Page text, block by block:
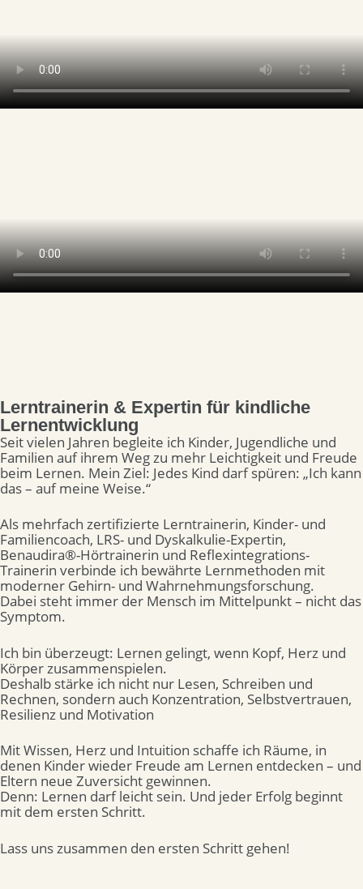
Lerntrainerin & Expertin für kindliche
Lernentwicklung
Seit vielen Jahren begleite ich Kinder, Jugendliche und
Familien auf ihrem Weg zu mehr Leichtigkeit und Freude
beim Lernen. Mein Ziel: Jedes Kind darf spüren: „Ich kann
das – auf meine Weise.“
Als mehrfach zertifizierte Lerntrainerin, Kinder- und
Familiencoach, LRS- und Dyskalkulie-Expertin,
Benaudira®-Hörtrainerin und Reflexintegrations-
Trainerin verbinde ich bewährte Lernmethoden mit
moderner Gehirn- und Wahrnehmungsforschung.
Dabei steht immer der Mensch im Mittelpunkt – nicht das
Symptom.
Ich bin überzeugt: Lernen gelingt, wenn Kopf, Herz und
Körper zusammenspielen.
Deshalb stärke ich nicht nur Lesen, Schreiben und
Rechnen, sondern auch Konzentration, Selbstvertrauen,
Resilienz und Motivation
Mit Wissen, Herz und Intuition schaffe ich Räume, in
denen Kinder wieder Freude am Lernen entdecken – und
Eltern neue Zuversicht gewinnen.
Denn: Lernen darf leicht sein. Und jeder Erfolg beginnt
mit dem ersten Schritt.
Lass uns zusammen den ersten Schritt gehen!